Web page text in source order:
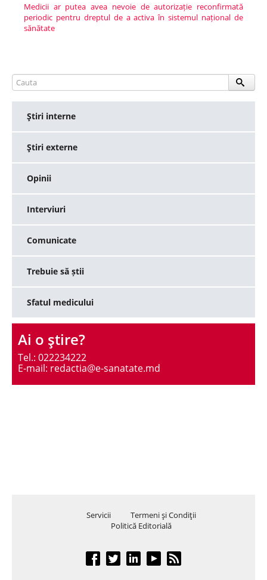
Medicii ar putea avea nevoie de autorizație reconfirmată
periodic pentru dreptul de a activa în sistemul național de
sănătate
Ştiri interne
Ştiri externe
Opinii
Interviuri
Comunicate
Trebuie să știi
Sfatul medicului
Ai o ştire?
Tel.: 022234222
E-mail: redactia@e-sanatate.md
Servicii
Termeni şi Condiţii
Politică Editorială